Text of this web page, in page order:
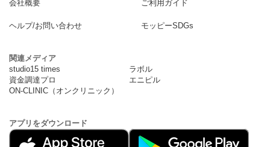
会社概要 ご利用ガイド
ヘルプ/お問い合わせ モッピーSDGs
関連メディア
studio15 times
ラボル
資金調達プロ
エニピル
ON-CLINIC（オンクリニック）
アプリをダウンロード